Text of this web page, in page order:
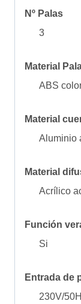
Nº Palas
3
Material
ABS
Material
Aluminio
Material
Acrílico
Función
Si
Entrada de
230V/